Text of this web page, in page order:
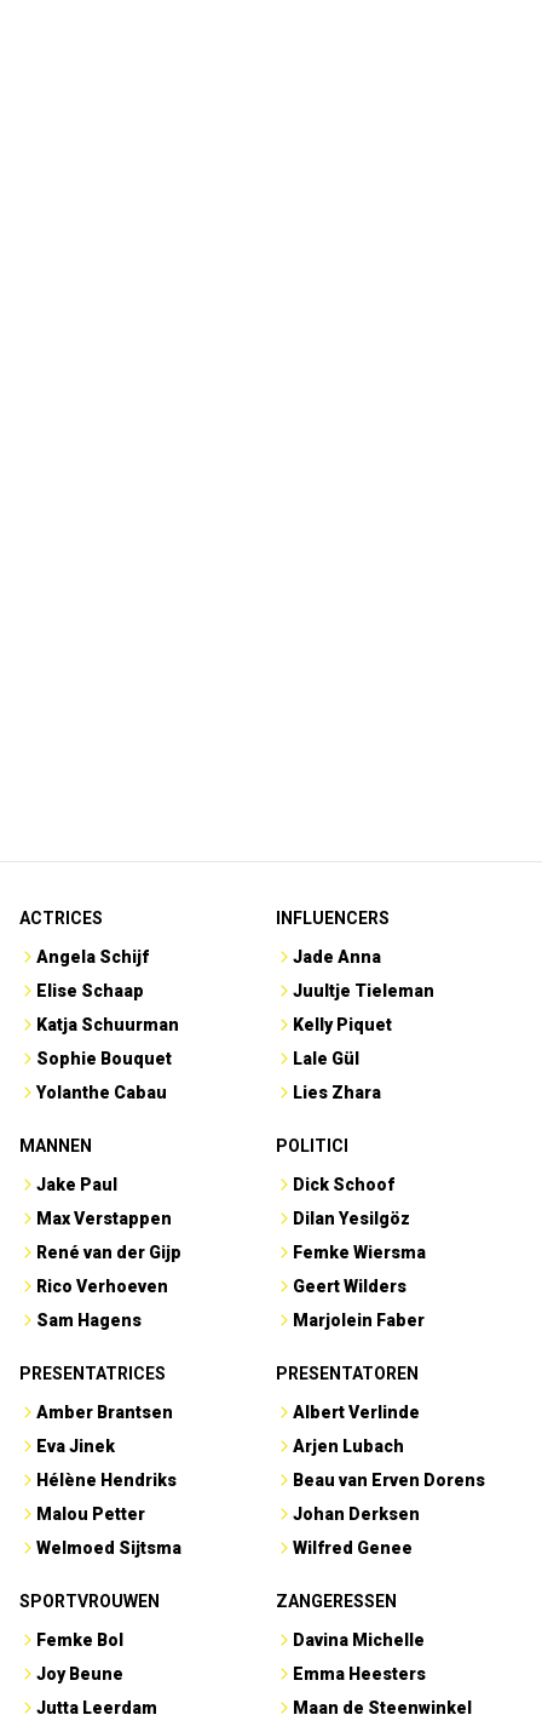
ACTRICES
Angela Schijf
Elise Schaap
Katja Schuurman
Sophie Bouquet
Yolanthe Cabau
INFLUENCERS
Jade Anna
Juultje Tieleman
Kelly Piquet
Lale Gül
Lies Zhara
MANNEN
Jake Paul
Max Verstappen
René van der Gijp
Rico Verhoeven
Sam Hagens
POLITICI
Dick Schoof
Dilan Yesilgöz
Femke Wiersma
Geert Wilders
Marjolein Faber
PRESENTATRICES
Amber Brantsen
Eva Jinek
Hélène Hendriks
Malou Petter
Welmoed Sijtsma
PRESENTATOREN
Albert Verlinde
Arjen Lubach
Beau van Erven Dorens
Johan Derksen
Wilfred Genee
SPORTVROUWEN
Femke Bol
Joy Beune
Jutta Leerdam
ZANGERESSEN
Davina Michelle
Emma Heesters
Maan de Steenwinkel